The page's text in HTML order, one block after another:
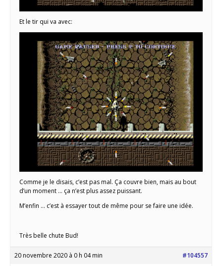
Et le tir qui va avec:
Comme je le disais, c’est pas mal. Ça couvre bien, mais au bout
d’un moment … ça n’est plus assez puissant.
M’enfin … c’est à essayer tout de même pour se faire une idée.
Très belle chute Bud!
20 novembre 2020 à 0 h 04 min #104557